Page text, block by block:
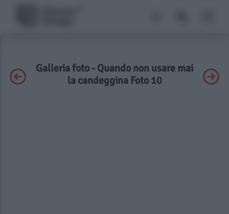
Galleria foto - Quando non usare mai
la candeggina Foto 10